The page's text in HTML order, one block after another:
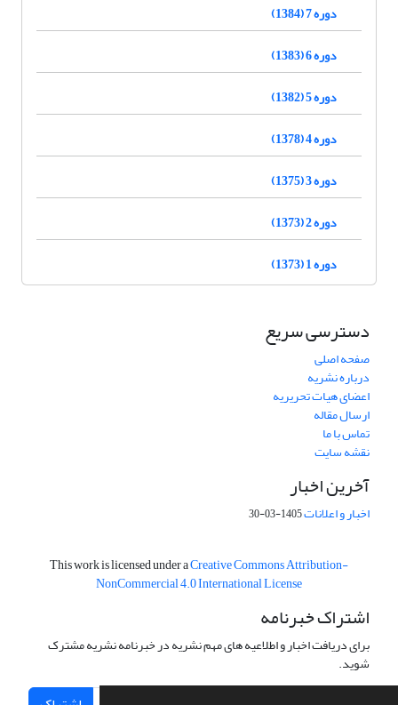
دوره 7 (1384)
دوره 6 (1383)
دوره 5 (1382)
دوره 4 (1378)
دوره 3 (1375)
دوره 2 (1373)
دوره 1 (1373)
دسترسی سریع
صفحه اصلی
درباره نشریه
اعضای هیات تحریریه
ارسال مقاله
تماس با ما
نقشه سایت
آخرین اخبار
اخبار و اعلانات1405-03-30
This work is licensed under aCreative Commons Attribution-
NonCommercial 4.0 International License
اشتراک خبرنامه
برای دریافت اخبار و اطلاعیه های مهم نشریه در خبرنامه نشریه مشترک
شوید.